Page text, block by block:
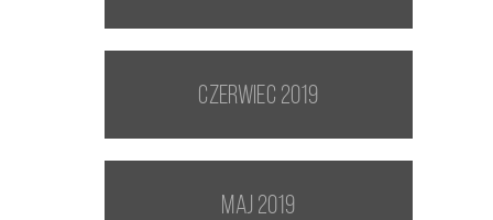
czerwiec 2019
maj 2019